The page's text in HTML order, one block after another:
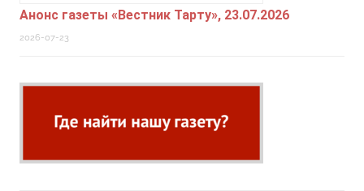
Анонс газеты «Вестник Тарту», 23.07.2026
2026-07-23